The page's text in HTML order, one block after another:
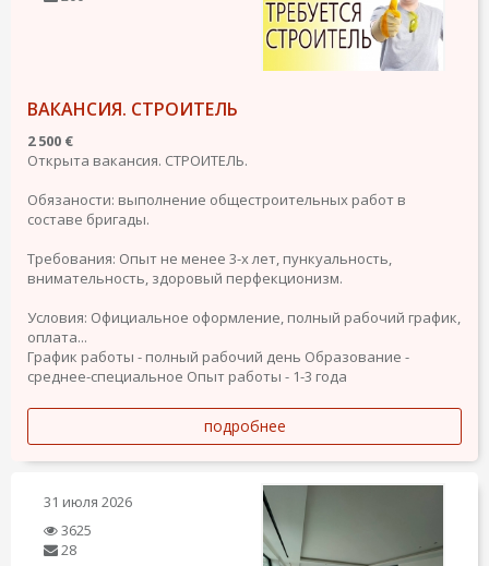
ВАКАНСИЯ. СТРОИТЕЛЬ
2 500 €
Открыта вакансия. СТРОИТЕЛЬ.
Обязаности: выполнение общестроительных работ в
составе бригады.
Требования: Опыт не менее 3-х лет, пункуальность,
внимательность, здоровый перфекционизм.
Условия: Официальное оформление, полный рабочий график,
оплата...
График работы - полный рабочий день Образование -
среднее-специальное Опыт работы - 1-3 года
подробнее
31 июля 2026
3625
28